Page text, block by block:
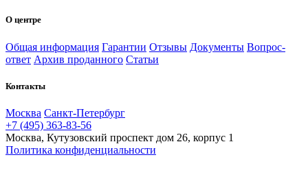
О центре
Общая информация Гарантии Отзывы Документы Вопрос-
ответ Архив проданного Статьи
Контакты
Москва Санкт-Петербург
+7 (495) 363-83-56
Москва, Кутузовский проспект дом 26, корпус 1
Политика конфиденциальности